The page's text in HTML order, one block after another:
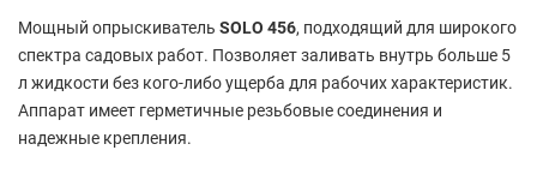
Мощный опрыскиватель SOLO 456, подходящий для широкого
спектра садовых работ. Позволяет заливать внутрь больше 5
л жидкости без кого-либо ущерба для рабочих характеристик.
Аппарат имеет герметичные резьбовые соединения и
надежные крепления.